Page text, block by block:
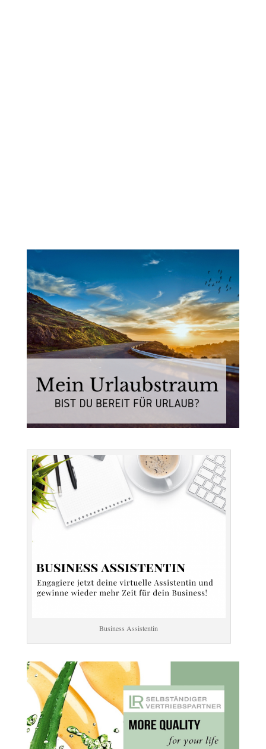
Business Assistentin